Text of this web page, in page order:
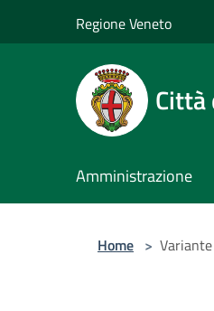
Regione Veneto
Amministrazione
Home >